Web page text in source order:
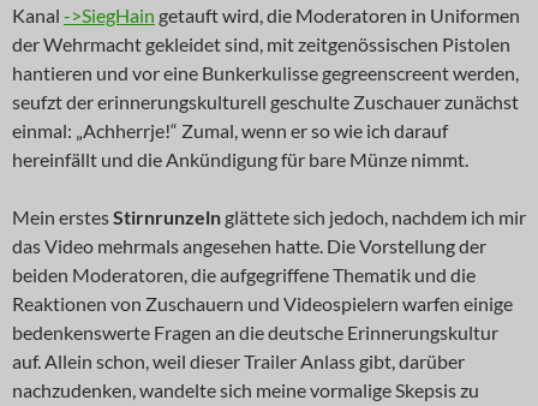
Kanal ->SiegHain getauft wird, die Moderatoren in Uniformen
der Wehrmacht gekleidet sind, mit zeitgenössischen Pistolen
hantieren und vor eine Bunkerkulisse gegreenscreent werden,
seufzt der erinnerungskulturell geschulte Zuschauer zunächst
einmal: „Achherrje!“ Zumal, wenn er so wie ich darauf
hereinfällt und die Ankündigung für bare Münze nimmt.
Mein erstesStirnrunzeln glättete sich jedoch, nachdem ich mir
das Video mehrmals angesehen hatte. Die Vorstellung der
beiden Moderatoren, die aufgegriffene Thematik und die
Reaktionen von Zuschauern und Videospielern warfen einige
bedenkenswerte Fragen an die deutsche Erinnerungskultur
auf. Allein schon, weil dieser Trailer Anlass gibt, darüber
nachzudenken, wandelte sich meine vormalige Skepsis zu